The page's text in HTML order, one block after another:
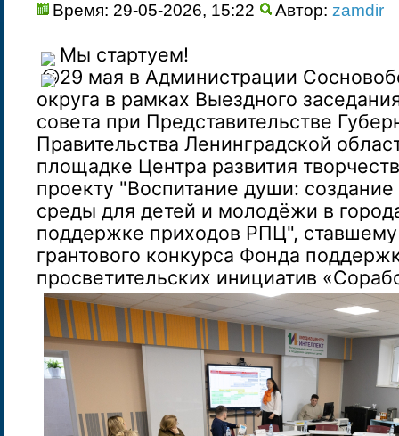
Время: 29-05-2026, 15:22 Автор: zamdir
Мы стартуем!
29 мая в Администрации
округа в рамках Выездного
совета при Представительстве
Правительства Ленинградской
площадке Центра развития
проекту "Воспитание души: создание
среды для детей и молодёжи в
поддержке приходов РПЦ",
грантового конкурса Фонда
просветительских инициатив